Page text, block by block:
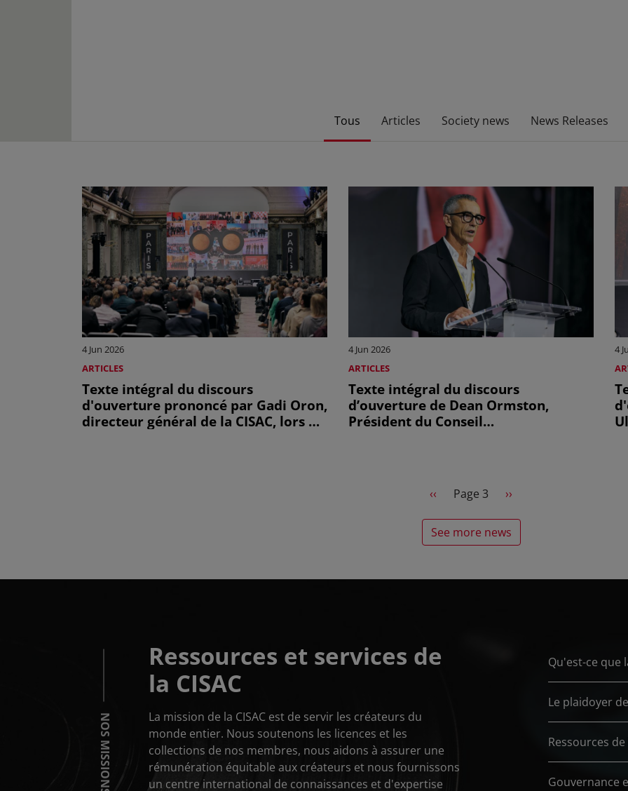
Tous Articles Society news News Releases
4 Jun 2026
ARTICLES
Texte intégral du discours
d'ouverture prononcé par Gadi Oron,
directeur général de la CISAC, lors de
4 Jun 2026
ARTICLES
Texte intégral du discours
d’ouverture de Dean Ormston,
Président du Conseil
4
Previous page
‹‹ Page 3 Next page
››
See more news
NOS MISSIONS
Ressources et services de
la CISAC
La mission de la CISAC est de servir les créateurs du
monde entier. Nous soutenons les licences et les
collections de nos membres, nous aidons à assurer une
rémunération équitable aux créateurs et nous fournissons
un centre international de connaissances et d'expertise
Qu'est-ce que
Le plaidoyer
Ressources de
Gouvernance